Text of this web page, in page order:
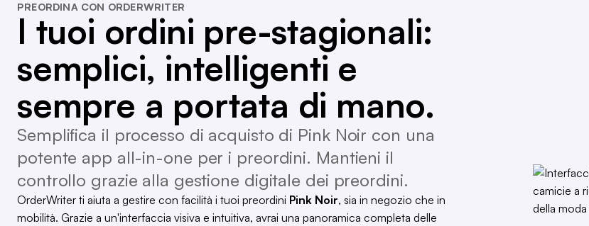
PREORDINA CON ORDERWRITER
I tuoi ordini pre-stagionali:
semplici, intelligenti e
sempre a portata di mano.
Semplifica il processo di acquisto di Pink Noir con una
potente app all-in-one per i preordini. Mantieni il
controllo grazie alla gestione digitale dei preordini.
OrderWriter ti aiuta a gestire con facilità i tuoi preordini Pink Noir, sia in negozio che in
mobilità. Grazie a un'interfaccia visiva e intuitiva, avrai una panoramica completa delle